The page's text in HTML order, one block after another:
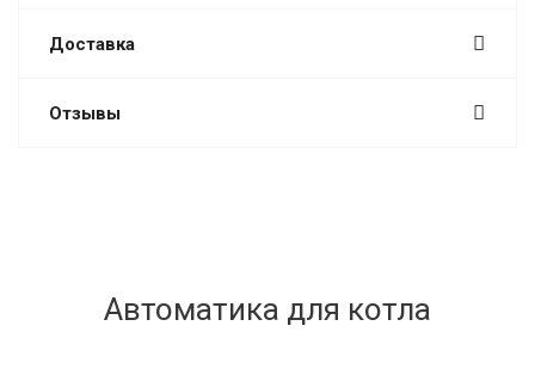
Доставка
Отзывы
Автоматика для котла